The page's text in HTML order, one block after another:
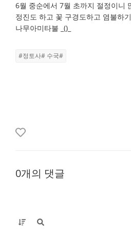
6월 중순에서 7월 초까지 절정이니
정진도 하고 꽃 구경도하고 염불하
나무아미타불 _()_
#정토사# 수국#
0개의 댓글